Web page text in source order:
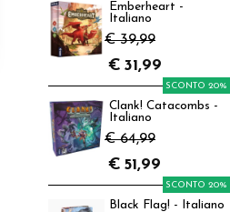
Emberheart -
Italiano
€ 39,99
€ 31,99
Clank! Catacombs -
Italiano
€ 64,99
SCONTO 20%
€ 51,99
Black Flag! - Italiano
SCONTO 20%